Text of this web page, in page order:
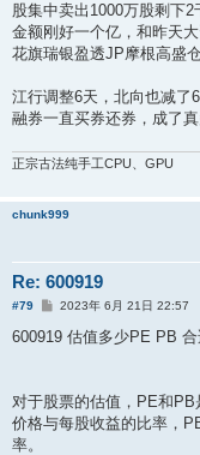
股集中卖出1000万股剩下2
金额刚好一个亿，和昨天
花旗瑞银盈透JP摩根高盛
江行调整6天，北向也减了
融券一直买券还券，成了
正宗古法纯手工CPU、GPU
chunk999
Re: 600919
#79
帖
2023年 6月 21日 22:57
600919 估值多少PE PB 合
对于股票的估值，PE和
价格与每股收益的比率，
率。